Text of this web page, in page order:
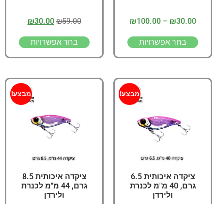
₪30.00
–
₪100.00
בחר אפשרויות
₪59.00
₪30.00
בחר אפשרויות
מבצע!
ציקדה איכותית 6.5
גרם, 40 מ"מ לכנרת
ולירדן
מבצע!
ציקדה איכותית 8.5
גרם, 44 מ"מ לכנרת
ולירדן